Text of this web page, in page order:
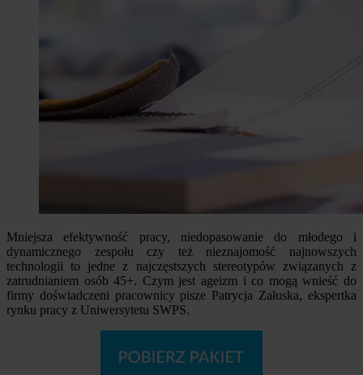
Mniejsza efektywność pracy, niedopasowanie do młodego i
dynamicznego zespołu czy też nieznajomość najnowszych
technologii to jedne z najczęstszych stereotypów związanych z
zatrudnianiem osób 45+. Czym jest ageizm i co mogą wnieść do
firmy doświadczeni pracownicy pisze Patrycja Załuska, ekspertka
rynku pracy z Uniwersytetu SWPS.